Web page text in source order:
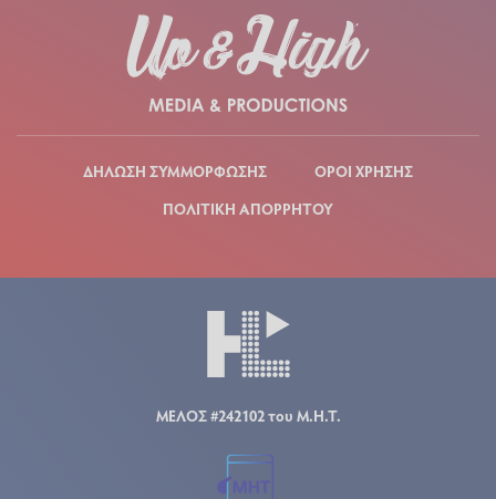
ΔΗΛΩΣΗ ΣΥΜΜΟΡΦΩΣΗΣ
ΟΡΟΙ ΧΡΗΣΗΣ
ΠΟΛΙΤΙΚΗ ΑΠΟΡΡΗΤΟΥ
ΜΕΛΟΣ #242102 του Μ.Η.Τ.